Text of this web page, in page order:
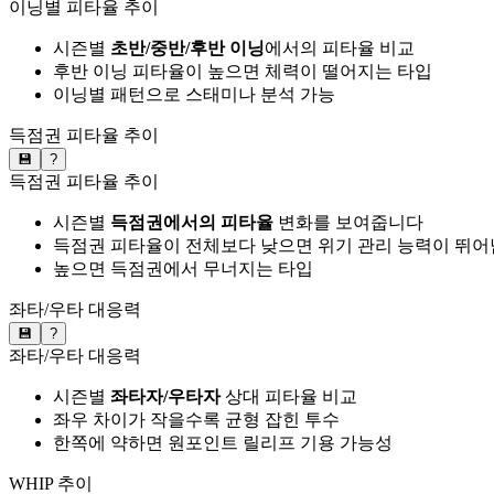
이닝별 피타율 추이
시즌별 초반/중반/후반 이닝에서의 피타율 비교
후반 이닝 피타율이 높으면 체력이 떨어지는 타입
이닝별 패턴으로 스태미나 분석 가능
득점권 피타율 추이
💾 ?
득점권 피타율 추이
시즌별 득점권에서의 피타율 변화를 보여줍니다
득점권 피타율이 전체보다 낮으면 위기 관리 능력이 뛰어
높으면 득점권에서 무너지는 타입
좌타/우타 대응력
💾 ?
좌타/우타 대응력
시즌별 좌타자/우타자상대 피타율 비교
좌우 차이가 작을수록 균형 잡힌 투수
한쪽에 약하면 원포인트 릴리프 기용 가능성
WHIP 추이